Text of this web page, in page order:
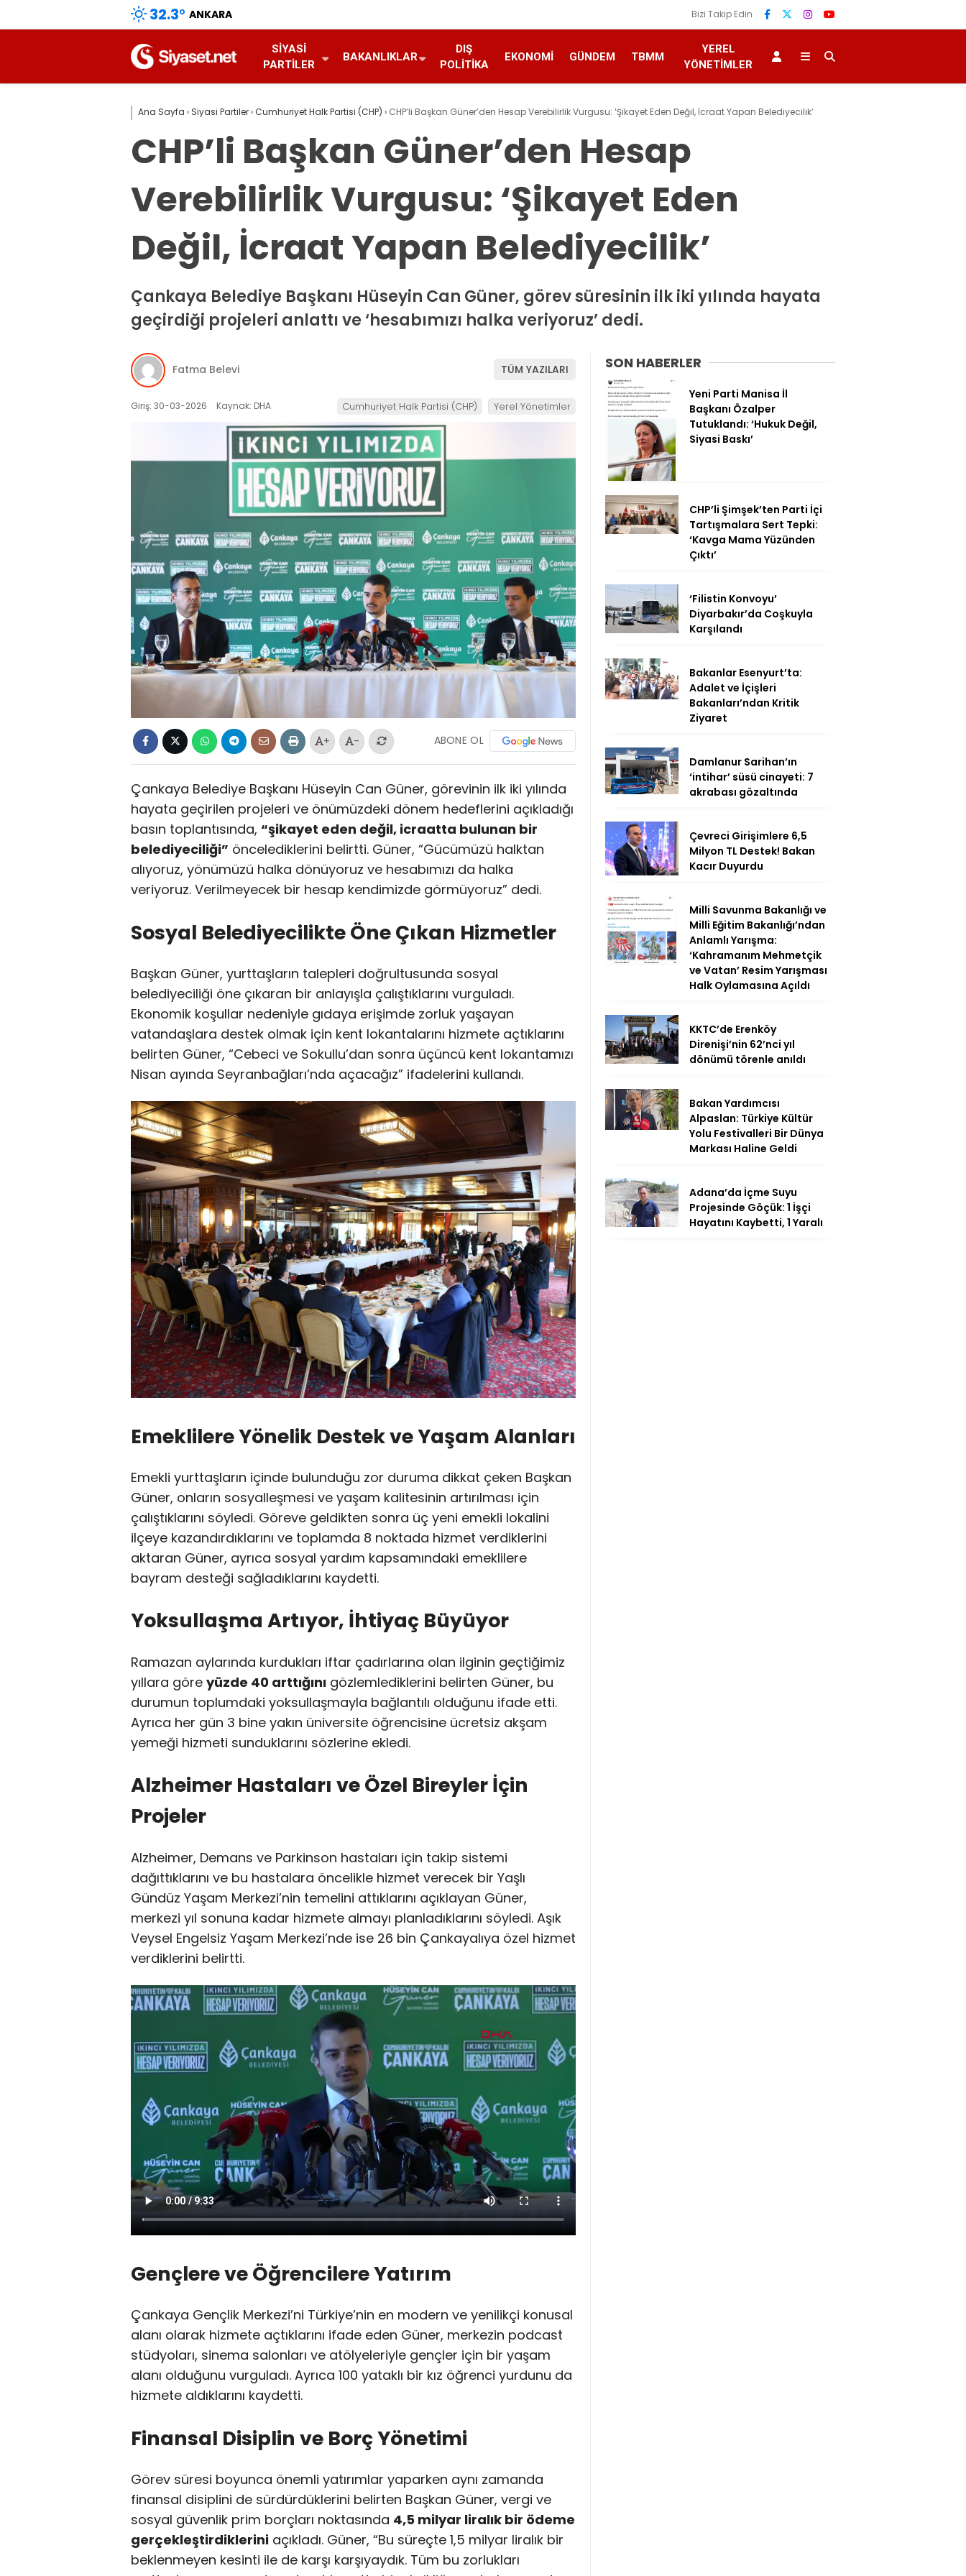
32.3° ANKARA Bizi Takip Edin
SIYASI
PARTILER
BAKANLIKLAR
DIŞ
POLITIKA
EKONOMI GÜNDEM TBMM
YEREL
YÖNETIMLER
Ana Sayfa › Siyasi Partiler›Cumhuriyet Halk Partisi (CHP) › CHP’li Başkan Güner’den Hesap Verebilirlik Vurgusu: ‘Şikayet Eden Değil, İcraat Yapan Belediyecilik’
CHP’li Başkan Güner’den Hesap
Verebilirlik Vurgusu: ‘Şikayet Eden
Değil, İcraat Yapan Belediyecilik’
Çankaya Belediye Başkanı Hüseyin Can Güner, görev süresinin ilk iki yılında hayata
geçirdiği projeleri anlattı ve ‘hesabımızı halka veriyoruz’ dedi.
Fatma Belevi TÜM YAZILARI
Giriş: 30-03-2026 Kaynak: DHA Cumhuriyet Halk Partisi (CHP) Yerel Yönetimler
+ - ABONE OL
Çankaya Belediye Başkanı Hüseyin Can Güner, görevinin ilk iki yılında
hayata geçirilen projeleri ve önümüzdeki dönem hedeflerini açıkladığı
basın toplantısında, “şikayet eden değil, icraatta bulunan bir
belediyeciliği” öncelediklerini belirtti. Güner, “Gücümüzü halktan
alıyoruz, yönümüzü halka dönüyoruz ve hesabımızı da halka
veriyoruz. Verilmeyecek bir hesap kendimizde görmüyoruz” dedi.
Sosyal Belediyecilikte Öne Çıkan Hizmetler
Başkan Güner, yurttaşların talepleri doğrultusunda sosyal
belediyeciliği öne çıkaran bir anlayışla çalıştıklarını vurguladı.
Ekonomik koşullar nedeniyle gıdaya erişimde zorluk yaşayan
vatandaşlara destek olmak için kent lokantalarını hizmete açtıklarını
belirten Güner, “Cebeci ve Sokullu’dan sonra üçüncü kent lokantamızı
Nisan ayında Seyranbağları’nda açacağız” ifadelerini kullandı.
Emeklilere Yönelik Destek ve Yaşam Alanları
Emekli yurttaşların içinde bulunduğu zor duruma dikkat çeken Başkan
Güner, onların sosyalleşmesi ve yaşam kalitesinin artırılması için
çalıştıklarını söyledi. Göreve geldikten sonra üç yeni emekli lokalini
ilçeye kazandırdıklarını ve toplamda 8 noktada hizmet verdiklerini
aktaran Güner, ayrıca sosyal yardım kapsamındaki emeklilere
bayram desteği sağladıklarını kaydetti.
Yoksullaşma Artıyor, İhtiyaç Büyüyor
Ramazan aylarında kurdukları iftar çadırlarına olan ilginin geçtiğimiz
yıllara göre yüzde 40 arttığını gözlemlediklerini belirten Güner, bu
durumun toplumdaki yoksullaşmayla bağlantılı olduğunu ifade etti.
Ayrıca her gün 3 bine yakın üniversite öğrencisine ücretsiz akşam
yemeği hizmeti sunduklarını sözlerine ekledi.
Alzheimer Hastaları ve Özel Bireyler İçin
Projeler
Alzheimer, Demans ve Parkinson hastaları için takip sistemi
dağıttıklarını ve bu hastalara öncelikle hizmet verecek bir Yaşlı
Gündüz Yaşam Merkezi’nin temelini attıklarını açıklayan Güner,
merkezi yıl sonuna kadar hizmete almayı planladıklarını söyledi. Aşık
Veysel Engelsiz Yaşam Merkezi’nde ise 26 bin Çankayalıya özel hizmet
verdiklerini belirtti.
Gençlere ve Öğrencilere Yatırım
Çankaya Gençlik Merkezi’ni Türkiye’nin en modern ve yenilikçi konusal
alanı olarak hizmete açtıklarını ifade eden Güner, merkezin podcast
stüdyoları, sinema salonları ve atölyeleriyle gençler için bir yaşam
alanı olduğunu vurguladı. Ayrıca 100 yataklı bir kız öğrenci yurdunu da
hizmete aldıklarını kaydetti.
Finansal Disiplin ve Borç Yönetimi
Görev süresi boyunca önemli yatırımlar yaparken aynı zamanda
finansal disiplini de sürdürdüklerini belirten Başkan Güner, vergi ve
sosyal güvenlik prim borçları noktasında 4,5 milyar liralık bir ödeme
gerçekleştirdiklerini açıkladı. Güner, “Bu süreçte 1,5 milyar liralık bir
beklenmeyen kesinti ile de karşı karşıyaydık. Tüm bu zorlukları
SON HABERLER
Yeni Parti Manisa İl
Başkanı Özalper
Tutuklandı: ‘Hukuk Değil,
Siyasi Baskı’
CHP’li Şimşek’ten Parti İçi
Tartışmalara Sert Tepki:
‘Kavga Mama Yüzünden
Çıktı’
‘Filistin Konvoyu’
Diyarbakır’da Coşkuyla
Karşılandı
Bakanlar Esenyurt’ta:
Adalet ve İçişleri
Bakanları’ndan Kritik
Ziyaret
Damlanur Sarihan’ın
‘intihar’ süsü cinayeti: 7
akrabası gözaltında
Çevreci Girişimlere 6,5
Milyon TL Destek! Bakan
Kacır Duyurdu
Milli Savunma Bakanlığı ve
Milli Eğitim Bakanlığı’ndan
Anlamlı Yarışma:
‘Kahramanım Mehmetçik
ve Vatan’ Resim Yarışması
Halk Oylamasına Açıldı
KKTC’de Erenköy
Direnişi’nin 62’nci yıl
dönümü törenle anıldı
Bakan Yardımcısı
Alpaslan: Türkiye Kültür
Yolu Festivalleri Bir Dünya
Markası Haline Geldi
Adana’da İçme Suyu
Projesinde Göçük: 1 İşçi
Hayatını Kaybetti, 1 Yaralı